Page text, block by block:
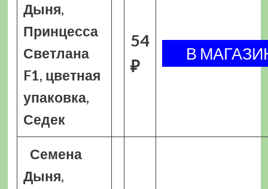
Дыня,
Принцесса
Светлана
F1, цветная
упаковка,
Седек
54
₽
Семена
Дыня,